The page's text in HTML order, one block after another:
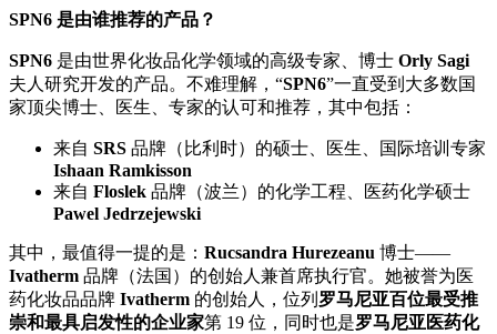
SPN6 是由谁推荐的产品？
SPN6 是由世界化妆品化学领域的高级专家、博士 Orly Sagi
夫人研究开发的产品。不难理解，“SPN6”一直受到大多数国
家顶尖博士、医生、专家的认可和推荐，其中包括：
来自 SRS 品牌（比利时）的硕士、医生、国际培训专家
Ishaan Ramkisson
来自 Floslek 品牌（波兰）的化学工程、医药化学硕士
Pawel Jedrzejewski
其中，最值得一提的是： Rucsandra Hurezeanu 博士——
Ivatherm 品牌（法国）的创始人兼首席执行官。她被誉为医
药化妆品品牌 Ivatherm 的创始人，位列 罗马尼亚百位最受推
崇和最具启发性的企业家第 19 位，同时也是罗马尼亚医药化